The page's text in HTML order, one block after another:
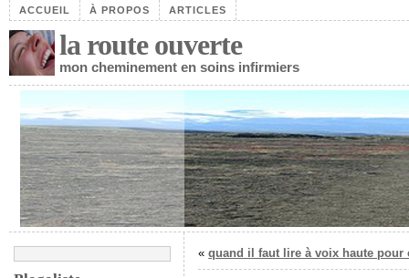
ACCUEIL À PROPOS ARTICLES
la route ouverte
mon cheminement en soins infirmiers
«quand il faut lire à voix haute pour